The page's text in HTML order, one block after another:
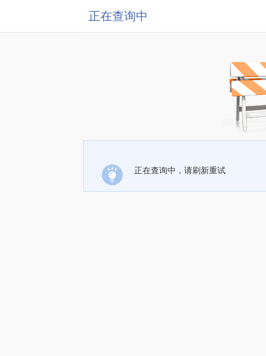
正在查询中
正在查询中，请刷新重试